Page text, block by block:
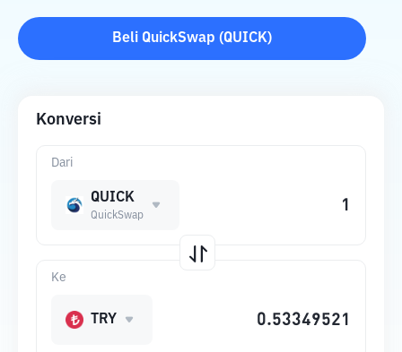
Beli QuickSwap (QUICK)
Konversi
Dari
QUICK
QuickSwap
Ke
TRY